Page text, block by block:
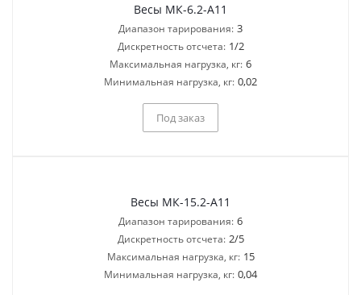
Весы МК-6.2-А11
Диапазон тарирования: 3
Дискретность отсчета: 1/2
Максимальная нагрузка, кг: 6
Минимальная нагрузка, кг: 0,02
Под заказ
Весы МК-15.2-А11
Диапазон тарирования: 6
Дискретность отсчета: 2/5
Максимальная нагрузка, кг: 15
Минимальная нагрузка, кг: 0,04